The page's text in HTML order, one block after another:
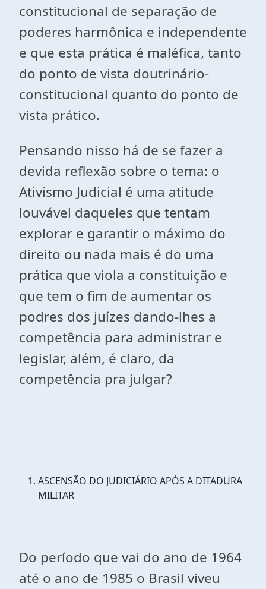
constitucional de separação de
poderes harmônica e independente
e que esta prática é maléfica, tanto
do ponto de vista doutrinário-
constitucional quanto do ponto de
vista prático.
Pensando nisso há de se fazer a
devida reflexão sobre o tema: o
Ativismo Judicial é uma atitude
louvável daqueles que tentam
explorar e garantir o máximo do
direito ou nada mais é do uma
prática que viola a constituição e
que tem o fim de aumentar os
podres dos juízes dando-lhes a
competência para administrar e
legislar, além, é claro, da
competência pra julgar?
ASCENSÃO DO JUDICIÁRIO APÓS A DITADURA
MILITAR
Do período que vai do ano de 1964
até o ano de 1985 o Brasil viveu